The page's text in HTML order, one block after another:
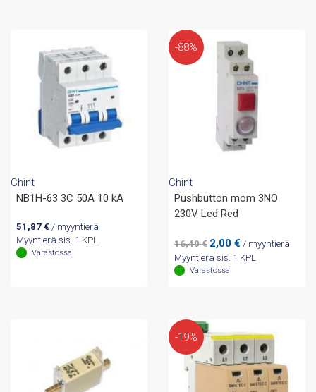
Chint
NB1H-63 3C 50A 10 kA
51,87 €/ myyntierä
Myyntierä sis. 1 KPL
Varastossa
-88%
Chint
Pushbutton mom 3NO
230V Led Red
16,40€ Alkuperäinen
hinta
oli:
2,00 €Nykyinen
hinta
/ myyntierä
Myyntierä sis. 1 KPL
Varastossa
-19%